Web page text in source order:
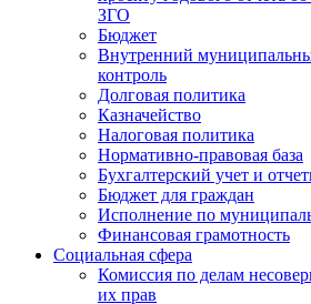
ЗГО
Бюджет
Внутренний
контроль
Долговая политика
Казначейство
Налоговая политика
Нормативно-правовая база
Бухгалтерский учет и
Бюджет для граждан
Исполнение по
Финансовая грамотность
Социальная сфера
Комиссия по делам
их прав